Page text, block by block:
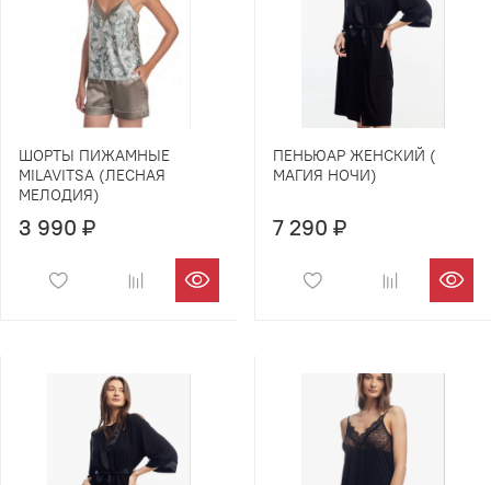
ШОРТЫ ПИЖАМНЫЕ
MILAVITSA (ЛЕСНАЯ
МЕЛОДИЯ)
3 990 ₽
ПЕНЬЮАР ЖЕНСКИЙ (
МАГИЯ НОЧИ)
7 290 ₽